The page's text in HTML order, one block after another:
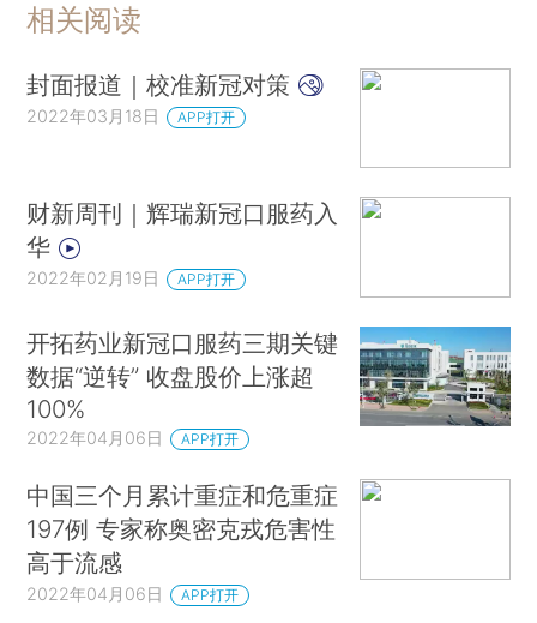
相关阅读
封面报道｜校准新冠对策
2022年03月18日 APP打开
财新周刊｜辉瑞新冠口服药入
华
2022年02月19日 APP打开
开拓药业新冠口服药三期关键
数据“逆转” 收盘股价上涨超
100%
2022年04月06日 APP打开
中国三个月累计重症和危重症
197例 专家称奥密克戎危害性
高于流感
2022年04月06日 APP打开